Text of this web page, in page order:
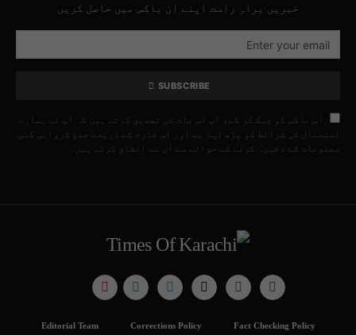
خبریں براہِ راست اپنے ان باکس میں حاصل کریں
SUBSCRIBE
اس باکس کو چیک کر کے، آپ اس بات کی تصدیق کرتے ہیں کہ آپ نے ہمارے
استعمال کی شرائط کو پڑھ لیا ہے اور اس فارم کے ذریعے جمع کروائی گئی
معلومات کے ذخیرہ کرنے کے حوالے سے ان سے اتفاق کرتے ہیں۔
Fact Checking Policy
Corrections Policy
Editorial Team